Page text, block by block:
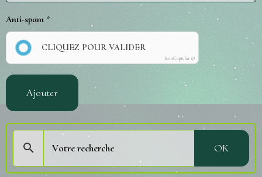
Anti-spam
CLIQUEZ POUR VALIDER
IconCaptcha ©
Ajouter
OK